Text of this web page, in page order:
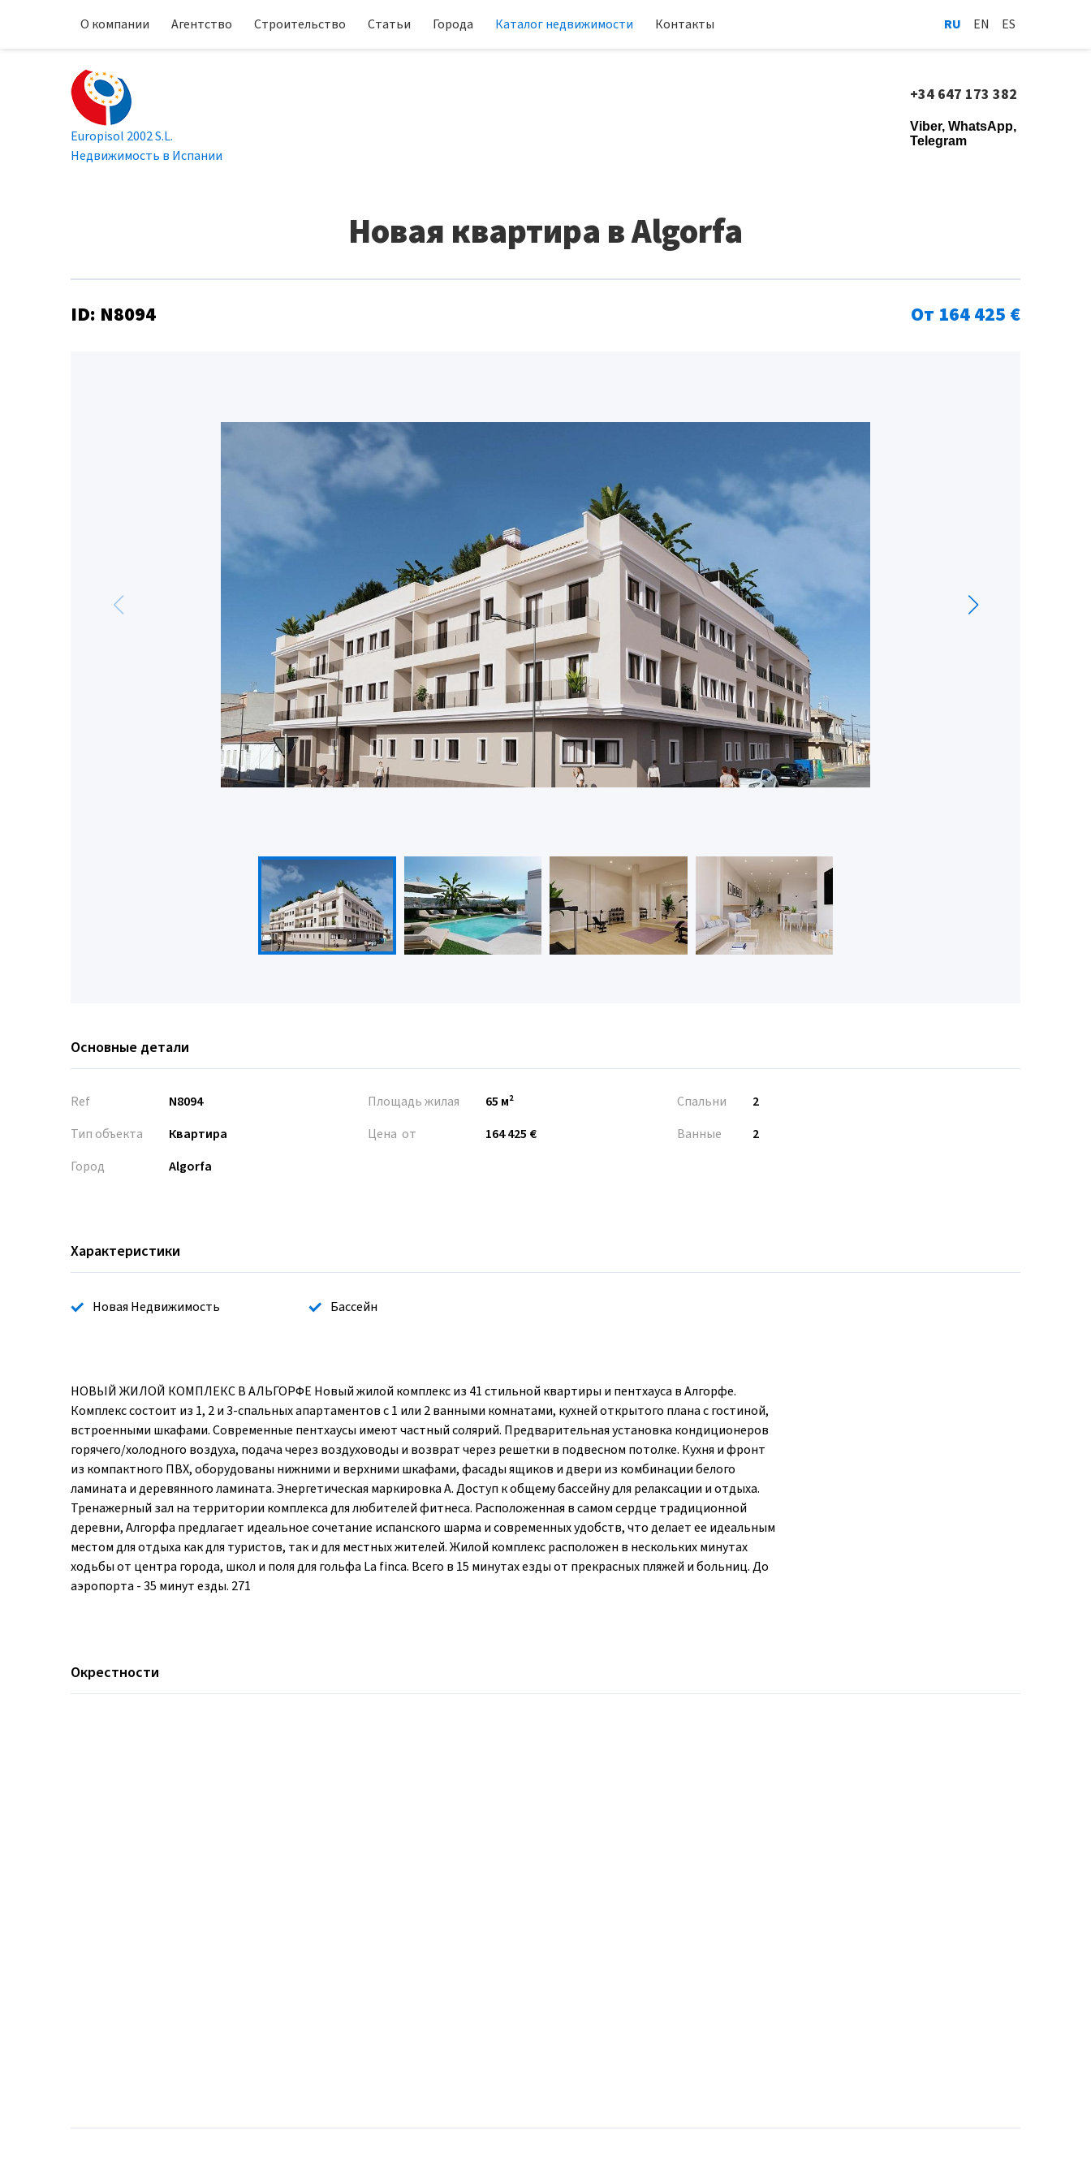
О компании Агентство Строительство Статьи Города Каталог недвижимости Контакты RU EN ES
Europisol 2002 S.L.
Недвижимость в Испании
+34 647 173 382
Viber, WhatsApp,
Telegram
Новая квартира в Algorfa
ID: N8094 От 164 425 €
Основные детали
Ref
N8094
Тип объекта
Квартира
Город
Algorfa
Площадь жилая
65 м²
Цена от
164 425 €
Спальни
2
Ванные
2
Характеристики
Новая Недвижимость Бассейн
НОВЫЙ ЖИЛОЙ КОМПЛЕКС В АЛЬГОРФЕ Новый жилой комплекс из 41 стильной квартиры и пентхауса в Алгорфе.
Комплекс состоит из 1, 2 и 3-спальных апартаментов с 1 или 2 ванными комнатами, кухней открытого плана с гостиной,
встроенными шкафами. Современные пентхаусы имеют частный солярий. Предварительная установка кондиционеров
горячего/холодного воздуха, подача через воздуховоды и возврат через решетки в подвесном потолке. Кухня и фронт
из компактного ПВХ, оборудованы нижними и верхними шкафами, фасады ящиков и двери из комбинации белого
ламината и деревянного ламината. Энергетическая маркировка A. Доступ к общему бассейну для релаксации и отдыха.
Тренажерный зал на территории комплекса для любителей фитнеса. Расположенная в самом сердце традиционной
деревни, Алгорфа предлагает идеальное сочетание испанского шарма и современных удобств, что делает ее идеальным
местом для отдыха как для туристов, так и для местных жителей. Жилой комплекс расположен в нескольких минутах
ходьбы от центра города, школ и поля для гольфа La finca. Всего в 15 минутах езды от прекрасных пляжей и больниц. До
аэропорта - 35 минут езды. 271
Окрестности